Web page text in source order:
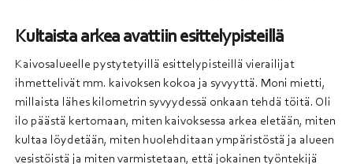
Kultaista arkea avattiin esittelypisteillä
Kaivosalueelle pystytetyillä esittelypisteillä vierailijat
ihmettelivät mm. kaivoksen kokoa ja syvyyttä. Moni mietti,
millaista lähes kilometrin syvyydessä onkaan tehdä töitä. Oli
ilo päästä kertomaan, miten kaivoksessa arkea eletään, miten
kultaa löydetään, miten huolehditaan ympäristöstä ja alueen
vesistöistä ja miten varmistetaan, että jokainen työntekijä